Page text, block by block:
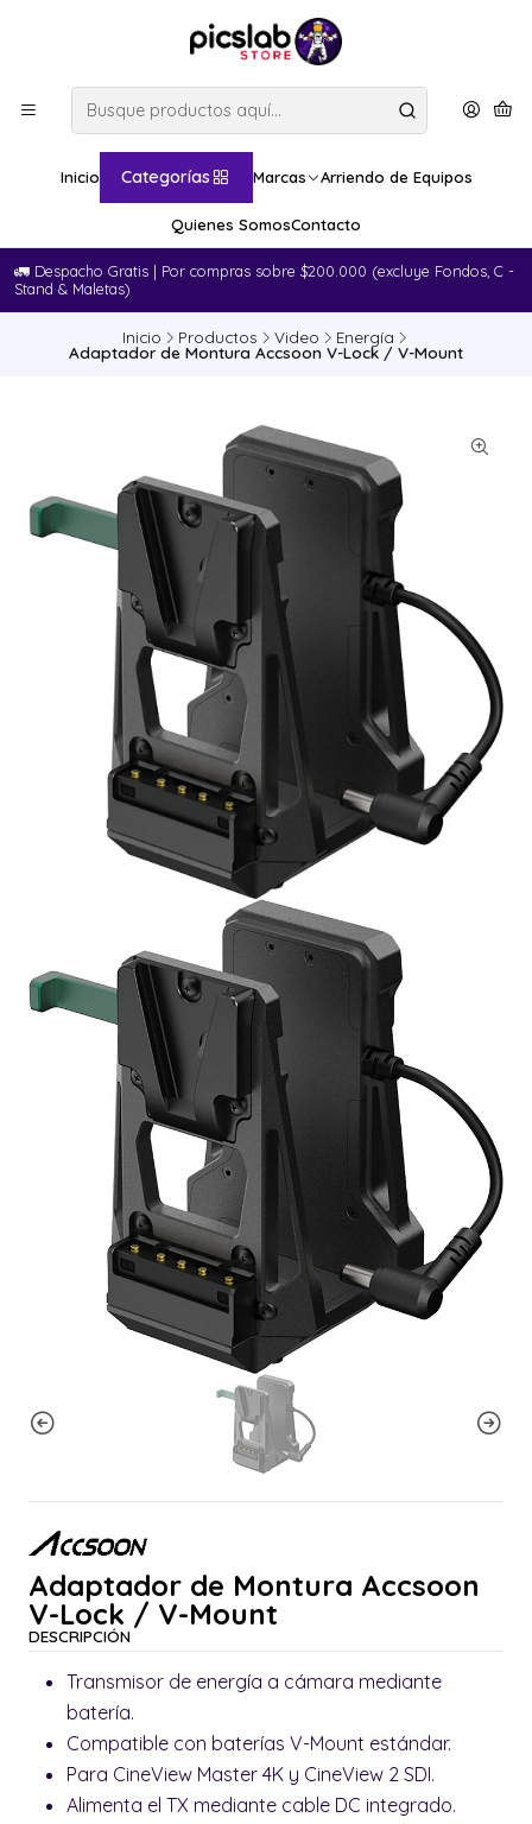
Inicio Categorías Marcas Arriendo de Equipos
Quienes SomosContacto
🚛​ Despacho Gratis | Por compras sobre $200.000 (excluye Fondos, C -
Stand & Maletas)
Inicio Productos Video Energía
Adaptador de Montura Accsoon V-Lock / V-Mount
Adaptador de Montura Accsoon
V-Lock / V-Mount
DESCRIPCIÓN
Transmisor de energía a cámara mediante
batería.
Compatible con baterías V-Mount estándar.
Para CineView Master 4K y CineView 2 SDI.
Alimenta el TX mediante cable DC integrado.